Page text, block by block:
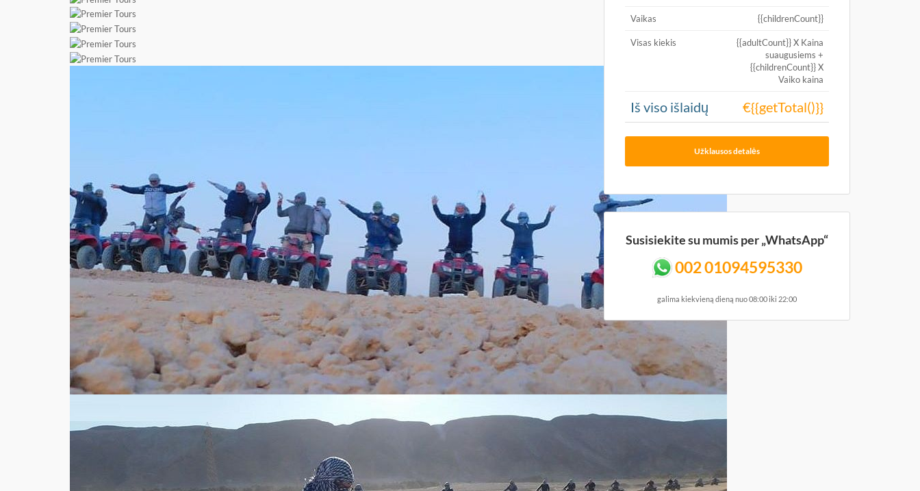
Vaikas {{childrenCount}}
Visas kiekis
{{adultCount}} X Kaina
suaugusiems +
{{childrenCount}} X
Vaiko kaina
Iš viso išlaidų €{{getTotal()}}
Užklausos detalės
Susisiekite su mumis per „WhatsApp“
002 01094595330
galima kiekvieną dieną nuo 08:00 iki 22:00